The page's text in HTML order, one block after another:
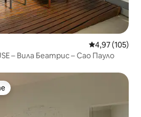
Средна
4,97 (105)
– Вила Беатрис – Сао Пауло
на гостите